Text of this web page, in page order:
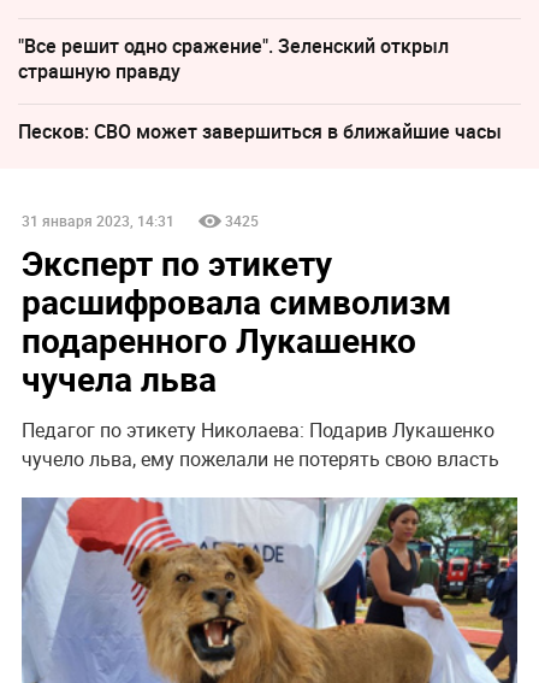
"Все решит одно сражение". Зеленский открыл
страшную правду
Песков: СВО может завершиться в ближайшие часы
31 января 2023, 14:31 3425
Эксперт по этикету
расшифровала символизм
подаренного Лукашенко
чучела льва
Педагог по этикету Николаева: Подарив Лукашенко
чучело льва, ему пожелали не потерять свою власть